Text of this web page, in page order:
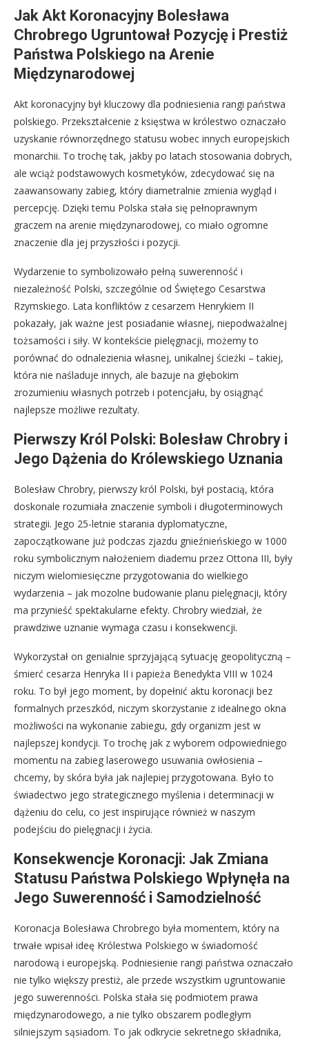
Jak Akt Koronacyjny Bolesława
Chrobrego Ugruntował Pozycję i Prestiż
Państwa Polskiego na Arenie
Międzynarodowej
Akt koronacyjny był kluczowy dla podniesienia rangi państwa
polskiego. Przekształcenie z księstwa w królestwo oznaczało
uzyskanie równorzędnego statusu wobec innych europejskich
monarchii. To trochę tak, jakby po latach stosowania dobrych,
ale wciąż podstawowych kosmetyków, zdecydować się na
zaawansowany zabieg, który diametralnie zmienia wygląd i
percepcję. Dzięki temu Polska stała się pełnoprawnym
graczem na arenie międzynarodowej, co miało ogromne
znaczenie dla jej przyszłości i pozycji.
Wydarzenie to symbolizowało pełną suwerenność i
niezależność Polski, szczególnie od Świętego Cesarstwa
Rzymskiego. Lata konfliktów z cesarzem Henrykiem II
pokazały, jak ważne jest posiadanie własnej, niepodważalnej
tożsamości i siły. W kontekście pielęgnacji, możemy to
porównać do odnalezienia własnej, unikalnej ścieżki – takiej,
która nie naśladuje innych, ale bazuje na głębokim
zrozumieniu własnych potrzeb i potencjału, by osiągnąć
najlepsze możliwe rezultaty.
Pierwszy Król Polski: Bolesław Chrobry i
Jego Dążenia do Królewskiego Uznania
Bolesław Chrobry, pierwszy król Polski, był postacią, która
doskonale rozumiała znaczenie symboli i długoterminowych
strategii. Jego 25-letnie starania dyplomatyczne,
zapoczątkowane już podczas zjazdu gnieźnieńskiego w 1000
roku symbolicznym nałożeniem diademu przez Ottona III, były
niczym wielomiesięczne przygotowania do wielkiego
wydarzenia – jak mozolne budowanie planu pielęgnacji, który
ma przynieść spektakularne efekty. Chrobry wiedział, że
prawdziwe uznanie wymaga czasu i konsekwencji.
Wykorzystał on genialnie sprzyjającą sytuację geopolityczną –
śmierć cesarza Henryka II i papieża Benedykta VIII w 1024
roku. To był jego moment, by dopełnić aktu koronacji bez
formalnych przeszkód, niczym skorzystanie z idealnego okna
możliwości na wykonanie zabiegu, gdy organizm jest w
najlepszej kondycji. To trochę jak z wyborem odpowiedniego
momentu na zabieg laserowego usuwania owłosienia –
chcemy, by skóra była jak najlepiej przygotowana. Było to
świadectwo jego strategicznego myślenia i determinacji w
dążeniu do celu, co jest inspirujące również w naszym
podejściu do pielęgnacji i życia.
Konsekwencje Koronacji: Jak Zmiana
Statusu Państwa Polskiego Wpłynęła na
Jego Suwerenność i Samodzielność
Koronacja Bolesława Chrobrego była momentem, który na
trwałe wpisał ideę Królestwa Polskiego w świadomość
narodową i europejską. Podniesienie rangi państwa oznaczało
nie tylko większy prestiż, ale przede wszystkim ugruntowanie
jego suwerenności. Polska stała się podmiotem prawa
międzynarodowego, a nie tylko obszarem podległym
silniejszym sąsiadom. To jak odkrycie sekretnego składnika,